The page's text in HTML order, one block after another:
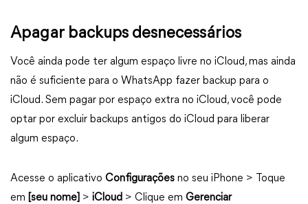
Apagar backups desnecessários
Você ainda pode ter algum espaço livre no iCloud, mas ainda
não é suficiente para o WhatsApp fazer backup para o
iCloud. Sem pagar por espaço extra no iCloud, você pode
optar por excluir backups antigos do iCloud para liberar
algum espaço.
Acesse o aplicativo Configurações no seu iPhone > Toque
em [seu nome] > iCloud > Clique em Gerenciar